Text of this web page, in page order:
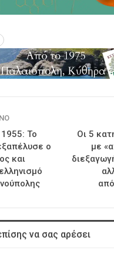
Το
ο
και
Οι 5
με
να σας αρέσει